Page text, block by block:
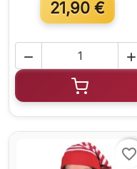
21,90 €


Aggiungi
favorite_border